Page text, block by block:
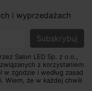
i wyprzedażach
Salon LED Sp. z o.o.,
z korzystaniem
zgodzie i według zasad
Wiem, że w każdej chwili